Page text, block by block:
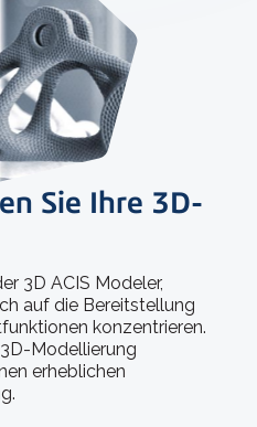
Sie Ihre 3D-
3D ACIS Modeler,
auf die Bereitstellung
konzentrieren.
Modellierung
erheblichen